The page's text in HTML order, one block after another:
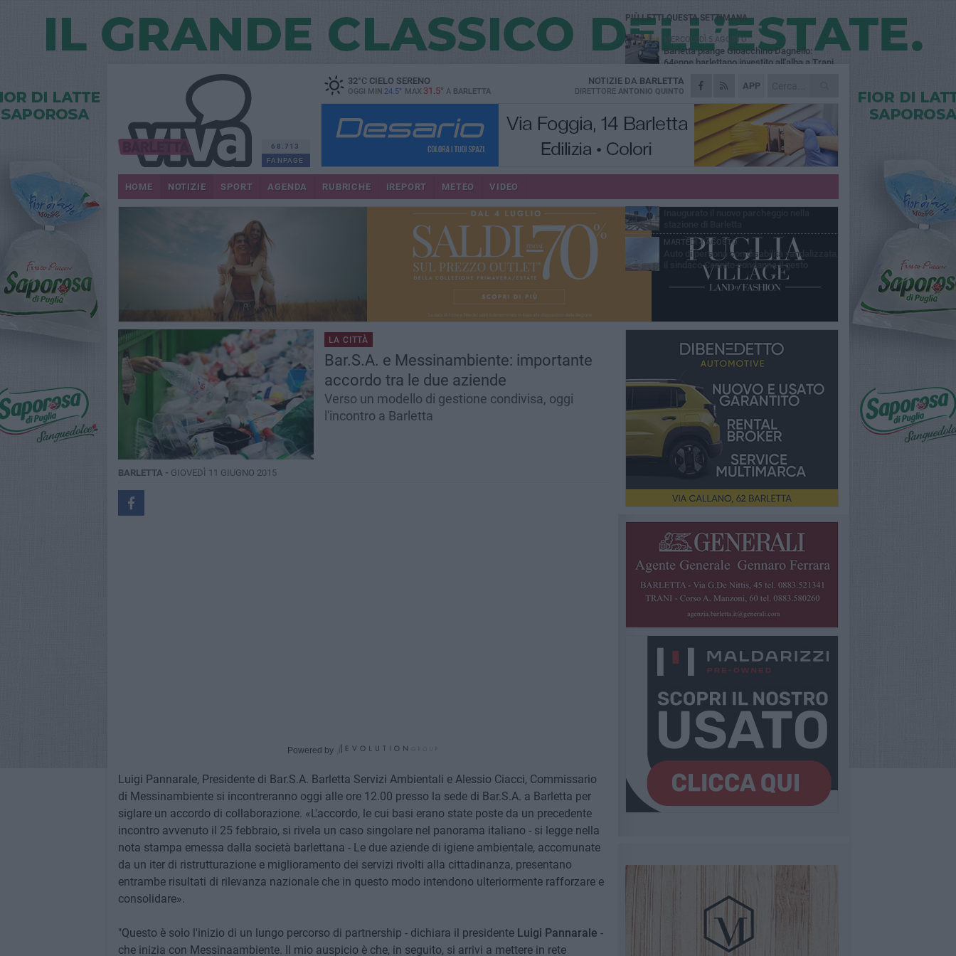
68.713
FANPAGE
32°CCIELO SERENO
OGGI MIN 24.5° MAX 31.5° A BARLETTA
APP
NOTIZIE DA BARLETTA
DIRETTORE ANTONIO QUINTO
HOME NOTIZIE SPORT AGENDA RUBRICHE IREPORT METEO VIDEO
LA CITTÀ
Bar.S.A. e Messinambiente: importante
accordo tra le due aziende
Verso un modello di gestione condivisa, oggi
l'incontro a Barletta
BARLETTA - GIOVEDÌ 11 GIUGNO 2015
Powered by
Luigi Pannarale, Presidente di Bar.S.A. Barletta Servizi Ambientali e Alessio Ciacci, Commissario
di Messinambiente si incontreranno oggi alle ore 12.00 presso la sede di Bar.S.A. a Barletta per
siglare un accordo di collaborazione. «L'accordo, le cui basi erano state poste da un precedente
incontro avvenuto il 25 febbraio, si rivela un caso singolare nel panorama italiano - si legge nella
nota stampa emessa dalla società barlettana - Le due aziende di igiene ambientale, accomunate
da un iter di ristrutturazione e miglioramento dei servizi rivolti alla cittadinanza, presentano
entrambe risultati di rilevanza nazionale che in questo modo intendono ulteriormente rafforzare e
consolidare».
"Questo è solo l'inizio di un lungo percorso di partnership - dichiara il presidenteLuigi Pannarale -
che inizia con Messinaambiente. Il mio auspicio è che, in seguito, si arrivi a mettere in rete
PIÙ LETTI QUESTA SETTIMANA
MERCOLEDÌ 5 AGOSTO
Barletta piange Gioacchino Dagnello:
64enne barlettano investito all'alba a Trani
GIOVEDÌ 6 AGOSTO
Il ricordo di "Cecco", il benzinaio col
sorriso: «Contava i giorni che lo
separavano dalla pensione»
MERCOLEDÌ 5 AGOSTO
Jova Summer Party, giovedì mattina
sopralluogo nell'area dell'evento
DOMENICA 2 AGOSTO
Beni confiscati alla mafia. Nasce il servizio
VENERDÌ 31 LUGLIO
MARTEDÌ 4 AGOSTO
Auto di persona con disabilità vandalizzata,
il sindaco Cannito condanna il gesto